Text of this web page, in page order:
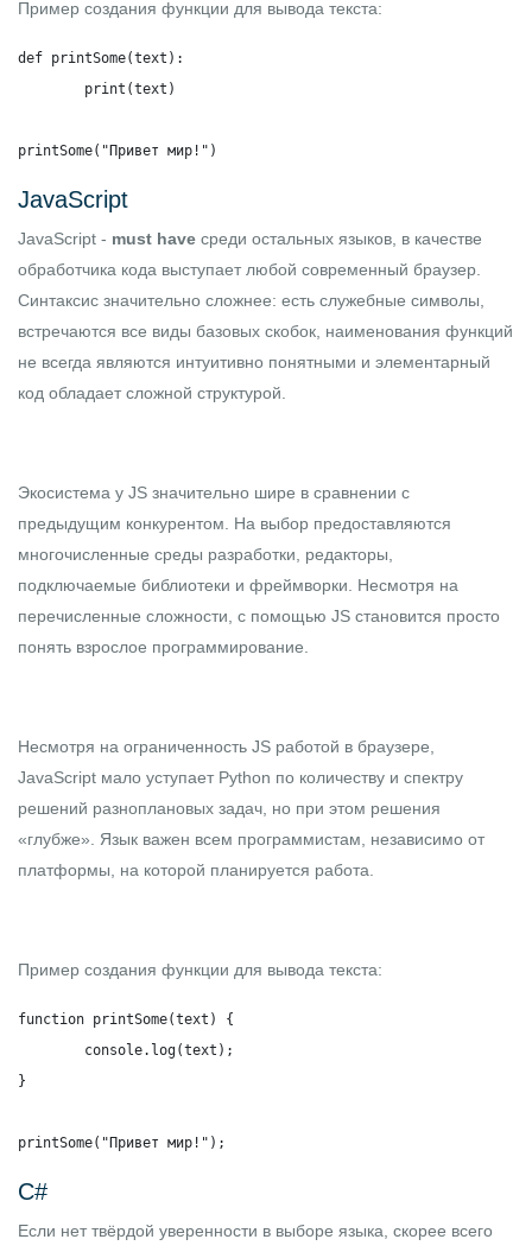
Пример создания функции для вывода текста:
def printSome(text):
printSome("Привет мир!")
JavaScript
JavaScript - must have среди остальных языков, в качестве
обработчика кода выступает любой современный браузер.
Синтаксис значительно сложнее: есть служебные символы,
встречаются все виды базовых скобок, наименования функций
не всегда являются интуитивно понятными и элементарный
код обладает сложной структурой.
Экосистема у JS значительно шире в сравнении с
предыдущим конкурентом. На выбор предоставляются
многочисленные среды разработки, редакторы,
подключаемые библиотеки и фреймворки. Несмотря на
перечисленные сложности, с помощью JS становится просто
понять взрослое программирование.
Несмотря на ограниченность JS работой в браузере,
JavaScript мало уступает Python по количеству и спектру
решений разноплановых задач, но при этом решения
«глубже». Язык важен всем программистам, независимо от
платформы, на которой планируется работа.
Пример создания функции для вывода текста:
function printSome(text) {
}
printSome("Привет мир!");
C#
Если нет твёрдой уверенности в выборе языка, скорее всего